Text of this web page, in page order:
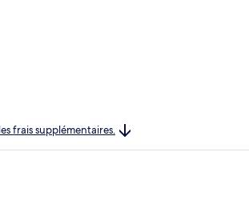
frais supplémentaires.